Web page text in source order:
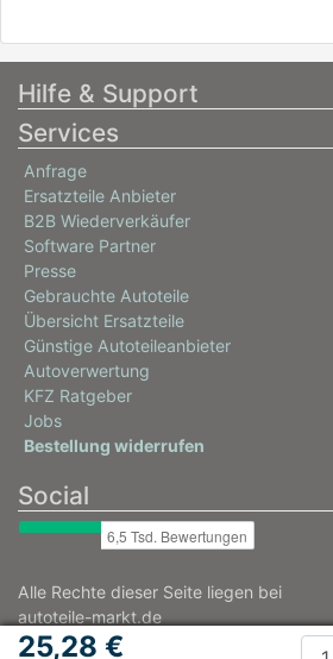
OMEGA B Caravan (V94)
106 / 144
09/1999 - 07/2003
OPEL
1.8 i 16V (F19)
92 / 125
09/2000 - 04/2002
92 / 125
0039183
25,28 €
Hilfe & Support
Services
Anfrage
Ersatzteile Anbieter
B2B Wiederverkäufer
Software Partner
Presse
Gebrauchte Autoteile
Übersicht Ersatzteile
Günstige Autoteileanbieter
Autoverwertung
KFZ Ratgeber
Jobs
Bestellung widerrufen
Social
Alle Rechte dieser Seite liegen bei
autoteile-markt.de